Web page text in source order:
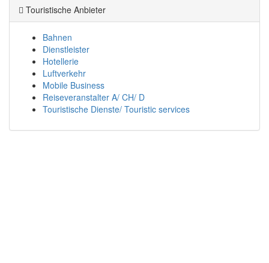
Touristische Anbieter
Bahnen
Dienstleister
Hotellerie
Luftverkehr
Mobile Business
Reiseveranstalter A/ CH/ D
Touristische Dienste/ Touristic services